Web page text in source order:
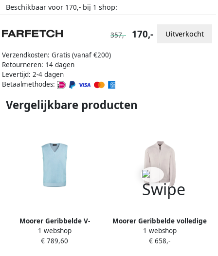
Beschikbaar voor 170,- bij 1 shop:
Verzendkosten: Gratis (vanaf €200)
Retourneren: 14 dagen
Levertijd: 2-4 dagen
Betaalmethodes:
357,- 170,- Uitverkocht
Vergelijkbare producten
Moorer Geribbelde V-
halsvest met gestructureerd
ontwerp Blue Heren
1 webshop
€ 789,60
Moorer Geribbelde volledige
ritssluiting vest Beige Heren
1 webshop
€ 658,-